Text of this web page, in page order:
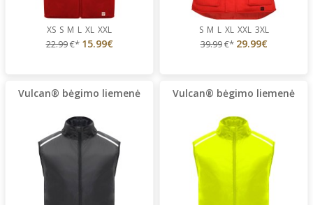
XS S M L XL XXL
22.99€* 15.99€
S M L XL XXL 3XL
39.99€* 29.99€
Vulcan® bėgimo liemenė Vulcan® bėgimo liemenė